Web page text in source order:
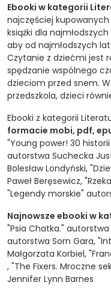
Ebooki w kategorii
najczęściej
książki dla
aby od najmłodszych
Czytanie z dziećmi jest
spędzanie wspólnego
dzieciom przed snem.
przedszkola, dzieci
Ebooki z kategorii
formacie mobi, pdf,
"Young power! 30
autorstwa Suchecka
Bolesław Londyński,
Paweł Beręsewicz,
"Legendy morskie"
Najnowsze ebooki w
"Psia Chatka." autorstwa
autorstwa Sorn Gara,
Małgorzata Korbiel,
, "The Fixers. Mroczne
Jennifer Lynn Barnes